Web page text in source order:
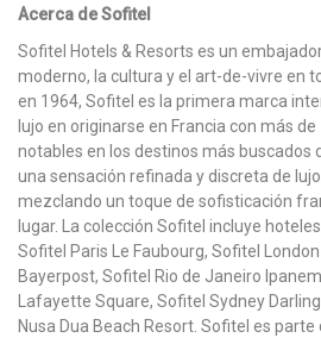
Acerca de Sofitel
Sofitel Hotels & Resorts es un
moderno, la cultura y el art-de-vivre en
en 1964, Sofitel es la primera marca
lujo en originarse en Francia con más
notables en los destinos más buscados
una sensación refinada y discreta de
mezclando un toque de sofisticación
lugar. La colección Sofitel incluye
Sofitel Paris Le Faubourg, Sofitel
Bayerpost, Sofitel Rio de Janeiro
Lafayette Square, Sofitel Sydney
Nusa Dua Beach Resort. Sofitel es